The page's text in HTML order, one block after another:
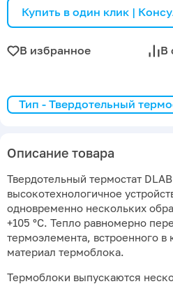
Купить в один клик |
В избранное В
Тип - Твердотельный
Описание товара
Твердотельный термостат
высокотехнологичное
одновременно нескольких
+105 °С. Тепло равномерно
термоэлемента, встроенного в
материал термоблока.
Термоблоки выпускаются